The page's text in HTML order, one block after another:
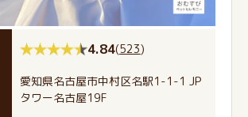
4.84(523)
愛知県名古屋市中村区名駅1-1-1 JP
タワー名古屋19F